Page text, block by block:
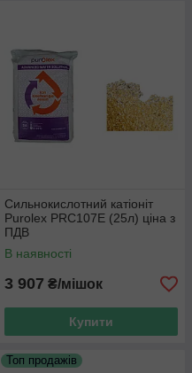
механічних
AG, Filter AG Plus та
регенерації)
фільтрує, потребує
властивостей).
іонообмінних смол
Сильнокислотний катіоніт
Purolex PRC107E (25л) ціна з
ПДВ
В наявності
3 907 ₴/мішок
Купити
Топ продажів